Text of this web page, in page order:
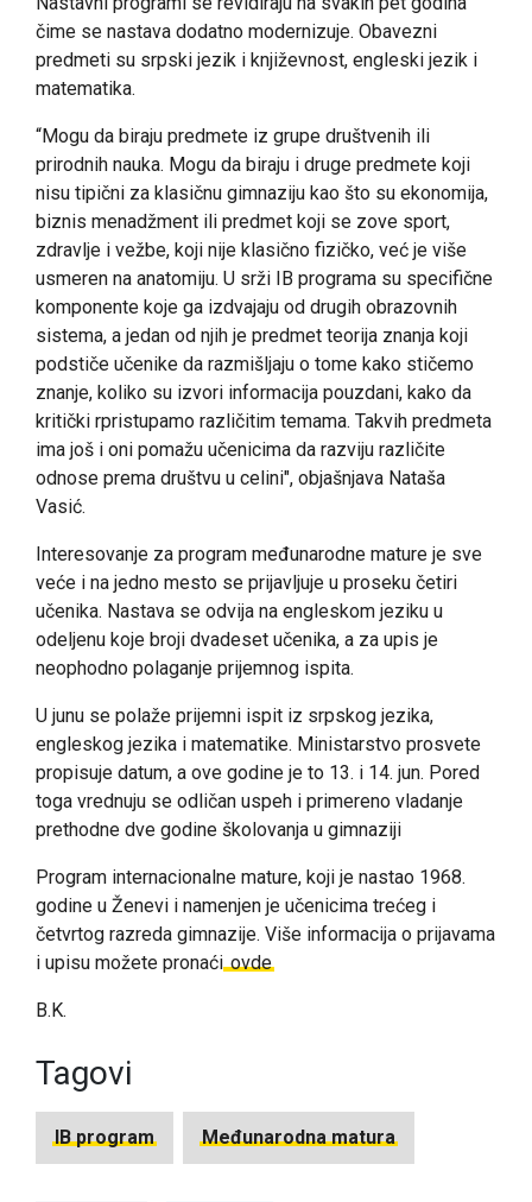
čime se nastava dodatno modernizuje. Obavezni
predmeti su srpski jezik i književnost, engleski jezik i
matematika.
“Mogu da biraju predmete iz grupe društvenih ili
prirodnih nauka. Mogu da biraju i druge predmete koji
nisu tipični za klasičnu gimnaziju kao što su ekonomija,
biznis menadžment ili predmet koji se zove sport,
zdravlje i vežbe, koji nije klasično fizičko, već je više
usmeren na anatomiju. U srži IB programa su specifične
komponente koje ga izdvajaju od drugih obrazovnih
sistema, a jedan od njih je predmet teorija znanja koji
podstiče učenike da razmišljaju o tome kako stičemo
znanje, koliko su izvori informacija pouzdani, kako da
kritički rpristupamo različitim temama. Takvih predmeta
ima još i oni pomažu učenicima da razviju različite
odnose prema društvu u celini", objašnjava Nataša
Vasić.
Interesovanje za program međunarodne mature je sve
veće i na jedno mesto se prijavljuje u proseku četiri
učenika. Nastava se odvija na engleskom jeziku u
odeljenu koje broji dvadeset učenika, a za upis je
neophodno polaganje prijemnog ispita.
U junu se polaže prijemni ispit iz srpskog jezika,
engleskog jezika i matematike. Ministarstvo prosvete
propisuje datum, a ove godine je to 13. i 14. jun. Pored
toga vrednuju se odličan uspeh i primereno vladanje
prethodne dve godine školovanja u gimnaziji
Program internacionalne mature, koji je nastao 1968.
godine u Ženevi i namenjen je učenicima trećeg i
četvrtog razreda gimnazije. Više informacija o prijavama
i upisu možete pronaćiovde
B.K.
Tagovi
IB program Međunarodna matura